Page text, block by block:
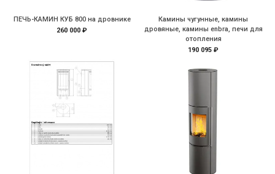
ПЕЧЬ-КАМИН КУБ 800 на дровнике
260 000 ₽
Камины чугунные, камины
дровяные, камины enbra, печи для
отопления
190 095 ₽